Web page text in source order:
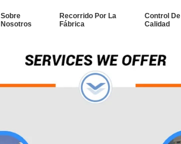
Sobre
Nosotros
Recorrido Por La
Fábrica
Control De
Calidad